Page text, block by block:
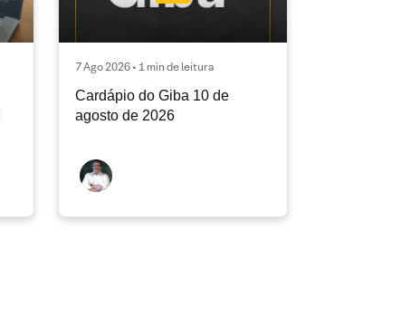
7 Ago 2026 • 1 min de leitura
Cardápio do Giba 10 de
agosto de 2026